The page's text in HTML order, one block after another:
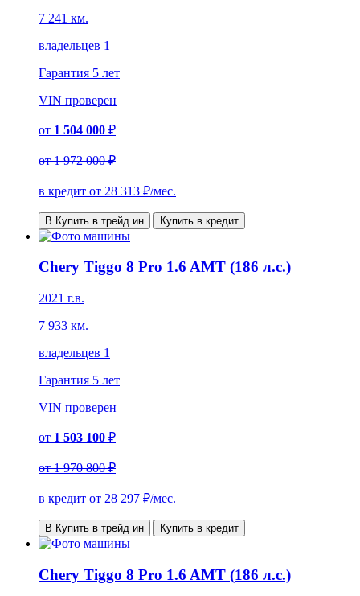
7 241 км.
владельцев 1
Гарантия 5 лет
VIN проверен
от 1 504 000 ₽
от1 972 000 ₽
в кредит от 28 313 ₽/мес.
В Купить в трейд ин Купить в кредит
Chery Tiggo 8 Pro 1.6 AMT (186 л.с.)
2021 г.в.
7 933 км.
владельцев 1
Гарантия 5 лет
VIN проверен
от 1 503 100 ₽
от1 970 800 ₽
в кредит от 28 297 ₽/мес.
В Купить в трейд ин Купить в кредит
Chery Tiggo 8 Pro 1.6 AMT (186 л.с.)